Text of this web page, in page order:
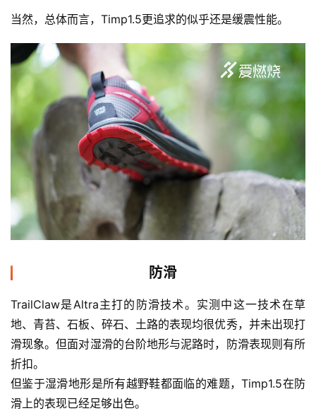
赛
观
察
备
视
频
精
选
运
动
集
当然，总体而言，Timp1.5更追求的似乎还是缓震性能。
防滑
TrailClaw是Altra主打的防滑技术。实测中这一技术在草
地、青苔、石板、碎石、土路的表现均很优秀，并未出现打
滑现象。但面对湿滑的台阶地形与泥路时，防滑表现则有所
折扣。
但鉴于湿滑地形是所有越野鞋都面临的难题，Timp1.5在防
滑上的表现已经足够出色。